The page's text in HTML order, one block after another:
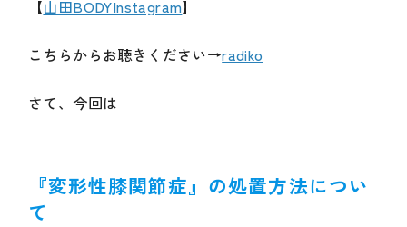
【山田BODYInstagram】
こちらからお聴きください→radiko
さて、今回は
『変形性膝関節症』の処置方法につい
て